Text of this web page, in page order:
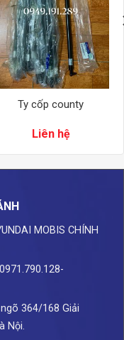
Ty cốp county
Liên hệ
MOBIS CHÍNH
364/168 Giải
Nội.